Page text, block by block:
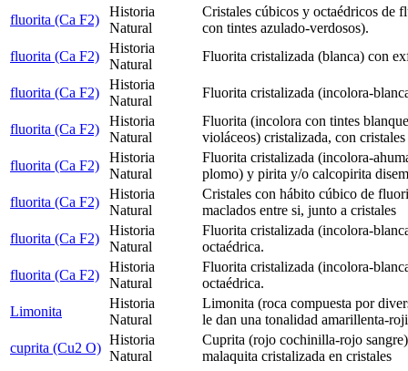
fluorita (Ca F2)
Historia
Natural
Cristales cúbicos y octaédricos de
con tintes azulado-verdosos).
fluorita (Ca F2)
Historia
Natural
Fluorita cristalizada (blanca) con
fluorita (Ca F2)
Historia
Natural
Fluorita cristalizada (incolora-
fluorita (Ca F2)
Historia
Natural
Fluorita (incolora con tintes
violáceos) cristalizada, con cristales
fluorita (Ca F2)
Historia
Natural
Fluorita cristalizada (incolora-
plomo) y pirita y/o calcopirita
fluorita (Ca F2)
Historia
Natural
Cristales con hábito cúbico de
maclados entre si, junto a cristales
fluorita (Ca F2)
Historia
Natural
Fluorita cristalizada (incolora-
octaédrica.
fluorita (Ca F2)
Historia
Natural
Fluorita cristalizada (incolora-
octaédrica.
Limonita
Historia
Natural
Limonita (roca compuesta por
le dan una tonalidad amarillenta-roji
cuprita (Cu2 O)
Historia
Natural
Cuprita (rojo cochinilla-rojo
malaquita cristalizada en cristales